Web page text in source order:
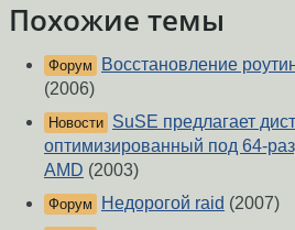
Похожие темы
Форум
Восстановление
(2006)
Новости SuSE предлагает
оптимизированный под 64-
AMD (2003)
Форум Недорогой raid (2007)